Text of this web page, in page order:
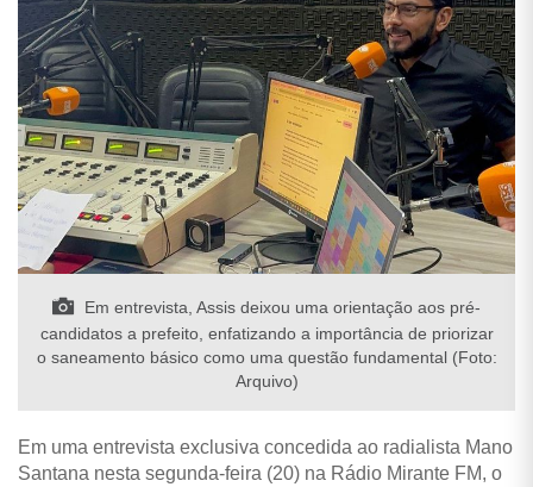
Em entrevista, Assis deixou uma orientação aos pré-
candidatos a prefeito, enfatizando a importância de priorizar
o saneamento básico como uma questão fundamental (Foto:
Arquivo)
Em uma entrevista exclusiva concedida ao radialista Mano
Santana nesta segunda-feira (20) na Rádio Mirante FM, o